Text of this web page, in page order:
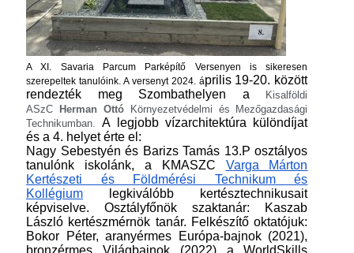
A XI. Savaria Parcum Parképítő Versenyen is sikeresen
szerepeltek tanulóink. A versenyt 2024. április 19-20. között
rendezték meg Szombathelyen a
Kisalföldi
ASzC Herman OttóKörnyezetvédelmi és Mezőgazdasági
Technikumban.A legjobb vízarchitektúra különdíjat
és a 4. helyet érte el:
Nagy Sebestyén és Barizs Tamás 13.P osztályos
tanulónk iskolánk, a KMASZC Varga Márton
Kertészeti és Földmérési Technikum és
Kollégium legkiválóbb kertésztechnikusait
képviselve. Osztályfőnök szaktanár: Kaszab
László kertészmérnök tanár. Felkészítő oktatójuk:
Bokor Péter, aranyérmes Európa-bajnok (2021),
bronzérmes Világbajnok (2022) a WorldSkills